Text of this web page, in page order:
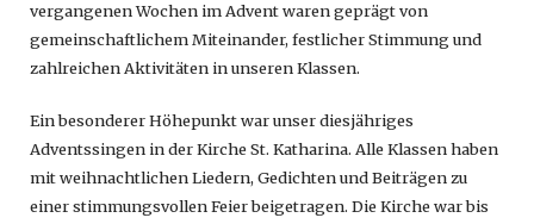
vergangenen Wochen im Advent waren geprägt von
gemeinschaftlichem Miteinander, festlicher Stimmung und
zahlreichen Aktivitäten in unseren Klassen.
Ein besonderer Höhepunkt war unser diesjähriges
Adventssingen in der Kirche St. Katharina. Alle Klassen haben
mit weihnachtlichen Liedern, Gedichten und Beiträgen zu
einer stimmungsvollen Feier beigetragen. Die Kirche war bis